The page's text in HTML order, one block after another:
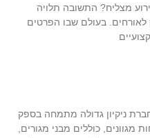
מצליח? התשובה תלויה
בעולם שבו הפרטים
ניקיון גדולה מתמחה בספק
מגוונים, כוללים מבני מגורים,